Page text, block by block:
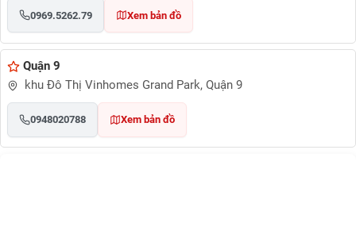
0969.5262.79 Xem bản đồ
Quận 9
khu Đô Thị Vinhomes Grand Park, Quận 9
0948020788 Xem bản đồ